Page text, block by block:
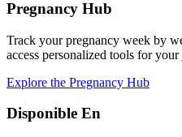
Pregnancy Hub
Track your pregnancy week by
access personalized tools for your
Explore the Pregnancy Hub
Disponible En